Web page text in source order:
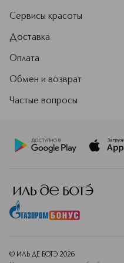
Сервисы красоты
Доставка
Оплата
Обмен и возврат
Частые вопросы
© ИЛЬ ДЕ БОТЭ 2026